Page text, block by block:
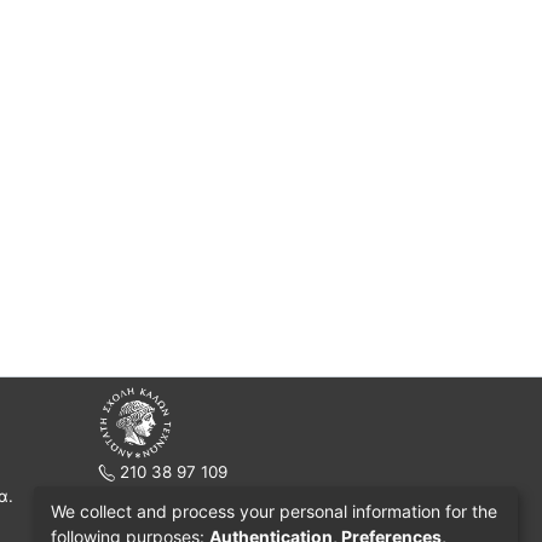
210 38 97 109
Πατησίων 42, Τ.Κ. 10682, Αθήνα
We collect and process your personal information for the
following purposes: Authentication, Preferences,